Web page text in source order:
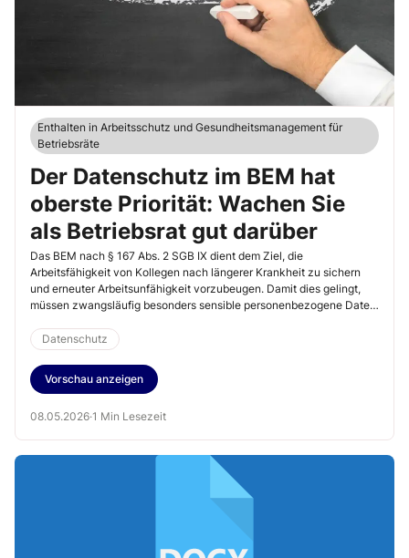
Enthalten in Arbeitsschutz und Gesundheitsmanagement für
Betriebsräte
Der Datenschutz im BEM hat
oberste Priorität: Wachen Sie
als Betriebsrat gut darüber
Das BEM nach § 167 Abs. 2 SGB IX dient dem Ziel, die
Arbeitsfähigkeit von Kollegen nach längerer Krankheit zu sichern
und erneuter Arbeitsunfähigkeit vorzubeugen. Damit dies gelingt,
müssen zwangsläufig besonders sensible personenbezogene Daten,
Betriebsrat haben hier eine besondere Rolle: Sie gestalten nicht nur
den BEM-Prozess und sind im Einzelfall bei Gesprächen dabei,
sondern sind auch die Kontrollinstanz für die Einhaltung
datenschutzrechtlicher Vorgaben. In diesem Artikel finden Sie alle
schaffen.
Datenschutz
Vorschau anzeigen
08.05.2026·1 Min Lesezeit